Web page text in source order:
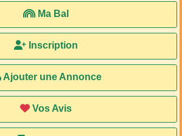
Ma Bal
Inscription
Ajouter une Annonce
Vos Avis